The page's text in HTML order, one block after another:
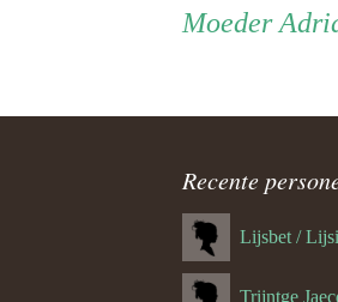
Persoon
ouder
navigatie
Moeder
Recente